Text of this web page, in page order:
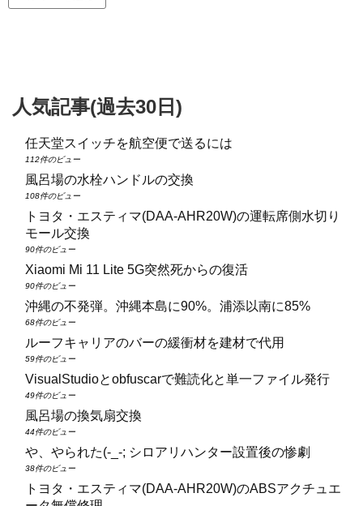
人気記事(過去30日)
任天堂スイッチを航空便で送るには
112件のビュー
風呂場の水栓ハンドルの交換
108件のビュー
トヨタ・エスティマ(DAA‑AHR20W)の運転席側水切り
モール交換
90件のビュー
Xiaomi Mi 11 Lite 5G突然死からの復活
90件のビュー
沖縄の不発弾。沖縄本島に90%。浦添以南に85%
68件のビュー
ルーフキャリアのバーの緩衝材を建材で代用
59件のビュー
VisualStudioとobfuscarで難読化と単一ファイル発行
49件のビュー
風呂場の換気扇交換
44件のビュー
や、やられた(-_-; シロアリハンター設置後の惨劇
38件のビュー
トヨタ・エスティマ(DAA‑AHR20W)のABSアクチュエ